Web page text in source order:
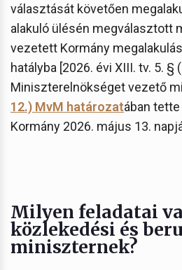
választását követően
alakuló ülésén megválasztott
vezetett Kormány
hatályba [2026. évi XIII. tv. 5. §
Miniszterelnökséget vezető
12.) MvM határozatában
Kormány 2026. május 13.
Milyen feladatai
közlekedési és
miniszternek?